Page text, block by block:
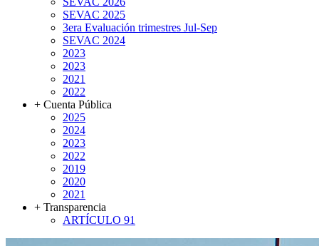
SEVAC 2025
3era Evaluación trimestres Jul-Sep
SEVAC 2024
2023
2023
2021
2022
+ Cuenta Pública
2025
2024
2023
2022
2019
2020
2021
+ Transparencia
ARTÍCULO 91